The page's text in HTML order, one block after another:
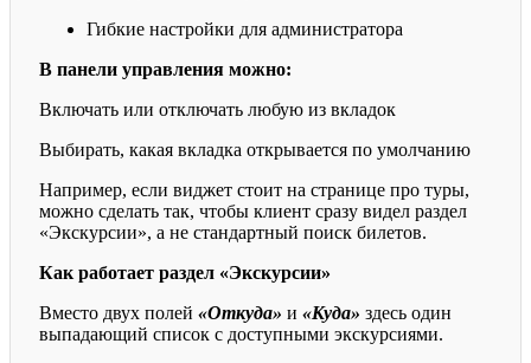
Гибкие настройки для администратора
В панели управления можно:
Включать или отключать любую из вкладок
Выбирать, какая вкладка открывается по умолчанию
Например, если виджет стоит на странице про туры,
можно сделать так, чтобы клиент сразу видел раздел
«Экскурсии», а не стандартный поиск билетов.
Как работает раздел «Экскурсии»
Вместо двух полей «Откуда» и «Куда» здесь один
выпадающий список с доступными экскурсиями.